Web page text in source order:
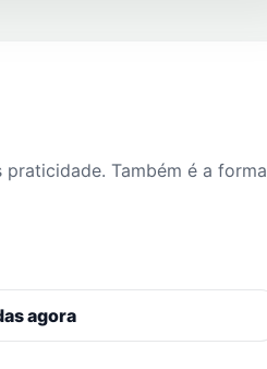
Também é a forma
agora